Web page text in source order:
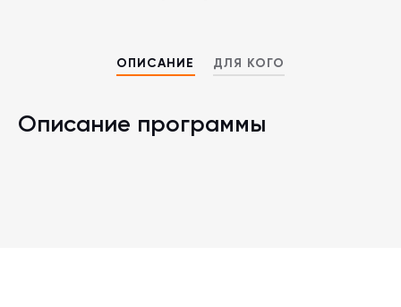
ОПИСАНИЕ ДЛЯ КОГО
Описание программы